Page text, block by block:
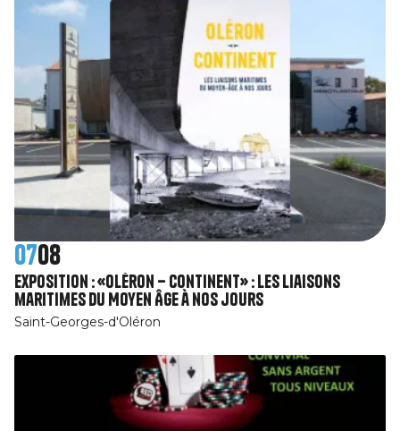
0708
Exposition : «Oléron – Continent» : Les liaisons
maritimes du Moyen Âge à nos jours
Saint-Georges-d'Oléron